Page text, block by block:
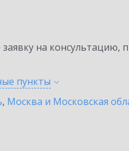
на консультацию,
пункты
, Москва и Московская